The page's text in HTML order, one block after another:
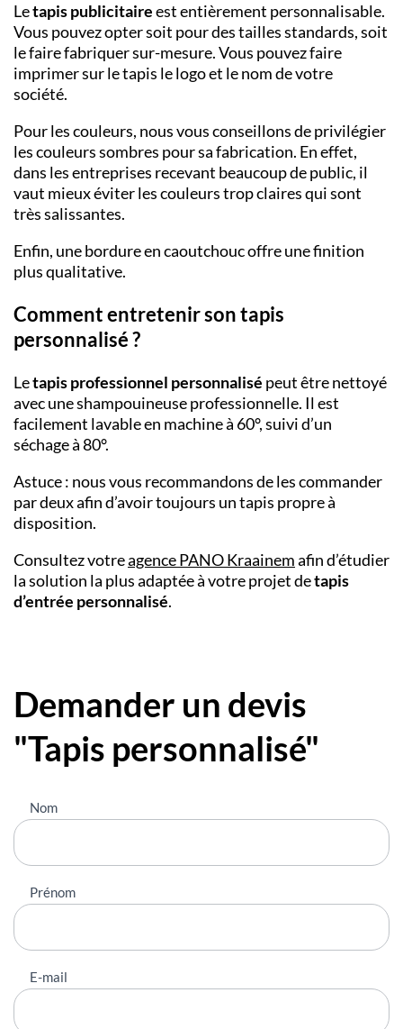
Letapis publicitaireest entièrement personnalisable.
Vous pouvez opter soit pour des tailles standards, soit
le faire fabriquer sur-mesure. Vous pouvez faire
imprimer sur le tapis le logo et le nom de votre
société.
Pour les couleurs, nous vous conseillons de privilégier
les couleurs sombres pour sa fabrication. En effet,
dans les entreprises recevant beaucoup de public, il
vaut mieux éviter les couleurs trop claires qui sont
très salissantes.
Enfin, une bordure en caoutchouc offre une finition
plus qualitative.
Comment entretenir son tapis
personnalisé ?
Letapis professionnel personnalisé peut être nettoyé
avec une shampouineuse professionnelle. Il est
facilement lavable en machine à 60°, suivi d’un
séchage à 80°.
Astuce : nous vous recommandons de les commander
par deux afin d’avoir toujours un tapis propre à
disposition.
Consultez votreagence PANO Kraainemafin d’étudier
la solution la plus adaptée à votre projet detapis
d’entrée personnalisé.
Demander un devis
"Tapis personnalisé"
Nous
contacter
Nom
Prénom
E-mail